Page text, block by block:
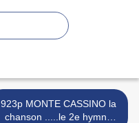
923p MONTE CASSINO la
chanson .....le 2e hymne